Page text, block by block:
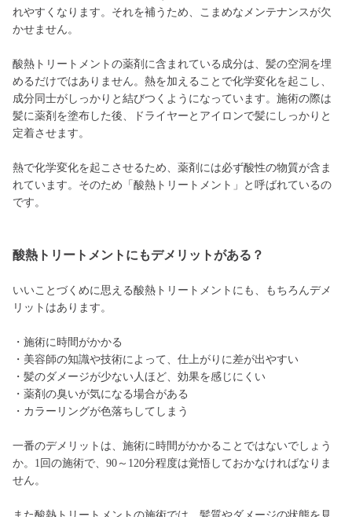
れやすくなります。それを補うため、こまめなメンテナンスが欠
かせません。
酸熱トリートメントの薬剤に含まれている成分は、髪の空洞を埋
めるだけではありません。熱を加えることで化学変化を起こし、
成分同士がしっかりと結びつくようになっています。施術の際は
髪に薬剤を塗布した後、ドライヤーとアイロンで髪にしっかりと
定着させます。
熱で化学変化を起こさせるため、薬剤には必ず酸性の物質が含ま
れています。そのため「酸熱トリートメント」と呼ばれているの
です。
酸熱トリートメントにもデメリットがある？
いいことづくめに思える酸熱トリートメントにも、もちろんデメ
リットはあります。
・施術に時間がかかる
・美容師の知識や技術によって、仕上がりに差が出やすい
・髪のダメージが少ない人ほど、効果を感じにくい
・薬剤の臭いが気になる場合がある
・カラーリングが色落ちしてしまう
一番のデメリットは、施術に時間がかかることではないでしょう
か。1回の施術で、90～120分程度は覚悟しておかなければなりま
せん。